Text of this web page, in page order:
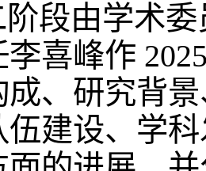
段由学术
喜峰作
、研究背
伍建设、学